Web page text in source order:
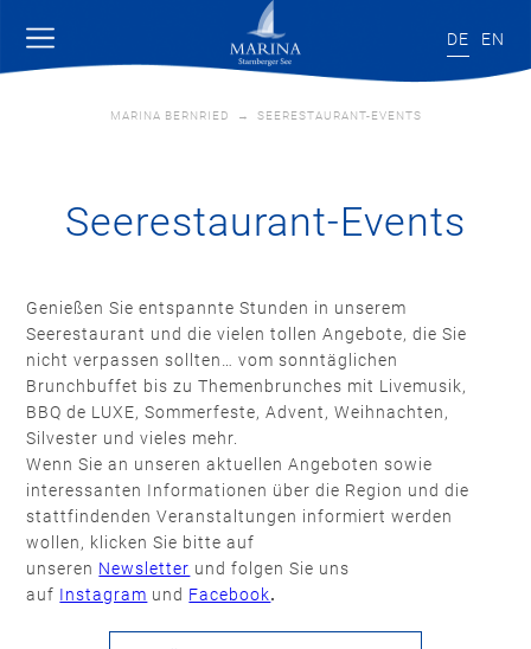
DE EN
MARINA BERNRIED → SEERESTAURANT-EVENTS
Seerestaurant-Events
Genießen Sie entspannte Stunden in unserem
Seerestaurant und die vielen tollen Angebote, die Sie
nicht verpassen sollten… vom sonntäglichen
Brunchbuffet bis zu Themenbrunches mit Livemusik,
BBQ de LUXE, Sommerfeste, Advent, Weihnachten,
Silvester und vieles mehr.
Wenn Sie an unseren aktuellen Angeboten sowie
interessanten Informationen über die Region und die
stattfindenden Veranstaltungen informiert werden
wollen, klicken Sie bitte auf
unseren Newsletter und folgen Sie uns
auf Instagram und Facebook.